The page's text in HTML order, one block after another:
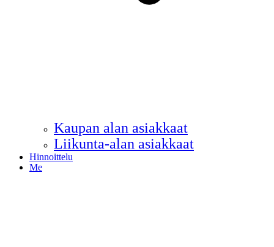
Kaupan alan asiakkaat
Liikunta-alan asiakkaat
Hinnoittelu
Me